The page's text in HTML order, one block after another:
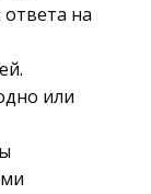
на
или